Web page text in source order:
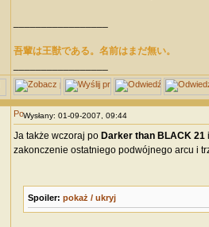
吾輩は王獣である。名前はまだ無い。
Wysłany: 01-09-2007, 09:44
Ja także wczoraj po Darker than BLACK 21i
zakonczenie ostatniego podwójnego arcu i
Spoiler: pokaż / ukryj